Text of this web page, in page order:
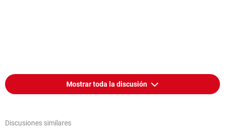
Mostrar toda la discusión
Discusiones similares